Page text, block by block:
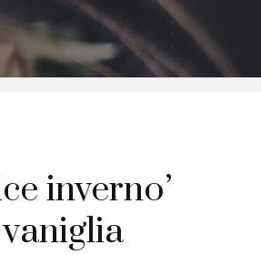
inverno’